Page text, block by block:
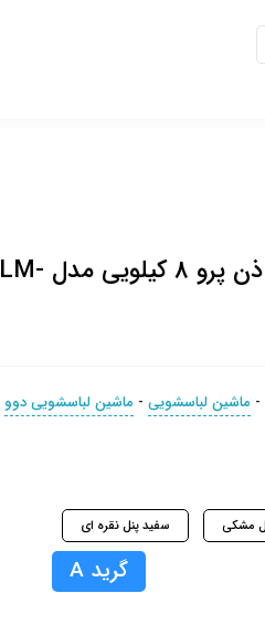
ماشین لباسشویی دوو سری ذن پرو 8 کیلویی مدل LM-
- ماشین لباسشویی - ماشین لباسشویی دوو
مشکی سفید پنل نقره ای
گرید A